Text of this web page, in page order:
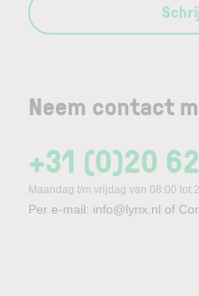
Neem contact
+31 (0)20
Maandag t/m vrijdag van 08:00 tot
Per e-mail: info@lynx.nl of